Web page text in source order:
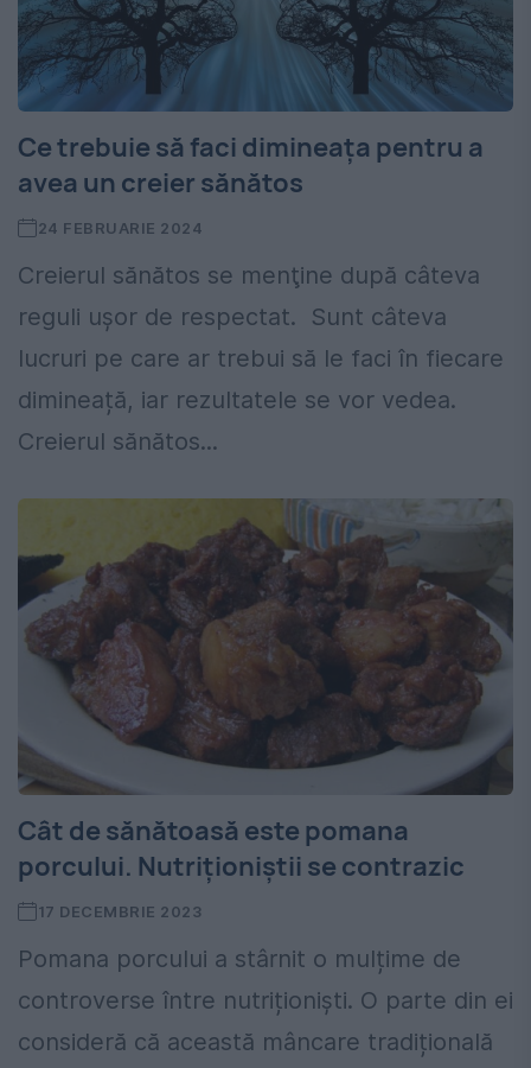
Ce trebuie să faci dimineața pentru a
avea un creier sănătos
24 FEBRUARIE 2024
Creierul sănătos se menţine după câteva
reguli uşor de respectat. Sunt câteva
lucruri pe care ar trebui să le faci în fiecare
dimineață, iar rezultatele se vor vedea.
Creierul sănătos...
Cât de sănătoasă este pomana
porcului. Nutriționiștii se contrazic
17 DECEMBRIE 2023
Pomana porcului a stârnit o mulțime de
controverse între nutriționiști. O parte din ei
consideră că această mâncare tradițională